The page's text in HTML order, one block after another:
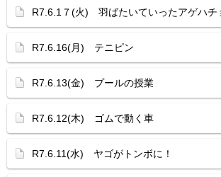
R7.6.1７(火) 羽ばたいていったアゲハチ
R7.6.16(月) テニピン
R7.6.13(金) プールの授業
R7.6.12(木) ゴムで動く車
R7.6.11(水) ヤゴがトンボに！